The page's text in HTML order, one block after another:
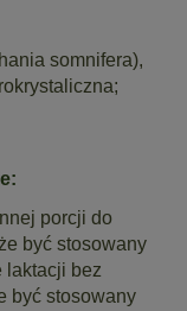
somnifera),
porcji do
być stosowany
laktacji bez
być stosowany